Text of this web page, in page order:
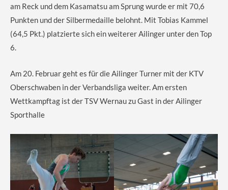
am Reck und dem Kasamatsu am Sprung wurde er mit 70,6
Punkten und der Silbermedaille belohnt. Mit Tobias Kammel
(64,5 Pkt.) platzierte sich ein weiterer Ailinger unter den Top
6.
Am 20. Februar geht es für die Ailinger Turner mit der KTV
Oberschwaben in der Verbandsliga weiter. Am ersten
Wettkampftag ist der TSV Wernau zu Gast in der Ailinger
Sporthalle